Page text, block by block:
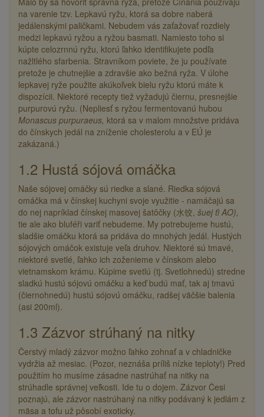
na varenie tzv. Lepkavú ryžu, ktorá sa dobre naberá
jedálenskými paličkami. Nebudem vás zaťažovať rozdiely
medzi lepkavú ryžou a ryžou basmati. Namiesto toho si
kúpte celozrnnú ryžu, ktorú ľahko identifikujete podľa
nažltlého sfarbenia. Stravníkom poviete, že ju používate
pretože je chutnejšie a zdravšie ako bežná ryža. V úlohe
lepkavej ryže použite akúkoľvek bielu ryžu ktorú máte k
dispozícii. Niektoré recepty tiež vyžadujú čiernu, presnejšie
purpurovú ryžu. (Nepliesť s ryžou fermentovanú hubou
Monascus purpuraeus, ktorá sa v malom množstve pridáva
do čínskych jedál na zníženie cholesterolu a v EÚ je
zakázaná.)
1.2 Hustá sójová omáčka
Naše sójovej omáčky sú riedke a slané. Riedka sójová
omáčka má v čínskej kuchyni svoje využitie - namáčajú sa
do nej napríklad čínskej masovej šatôčky (水饺, šuej ťiAO),
tie ale ako bluféři variť nebudeme. My potrebujeme hustú,
sladšie omáčku ktorá sa pridáva do mnohých jedál. Hustých
sójových omáčok existuje veľa druhov. Niektoré sú tmavé,
niektoré svetlé, ľahko ich zoženieme v čínskom alebo
vietnamskom krámu. Kúpime svetlú (tj. Svetlohnedú) stredne
sladkú hustú sójovú omáčku a keď budú mať, tak aj tmavú
(čiernohnedú) hustú sójovú omáčku, radšej väčšie balenia
(asi 200ml).
1.3 Zázvor strúhaný na nitky
Čerstvý mladý zázvor možno ľahko zohnať a v chladničke
vydržia až mesiac. (Pozor, neznáša príliš nízke teploty!) Pred
použitím ho musíme zásadne nastrúhať na nitky na
strúhadle správnej veľkosti. Ide tu o dojem. Zázvor Česi
poznajú, ale zázvor nastrúhaný na nitky podávaný k jedlám z
mäsa a tofu už pôsobí exoticky.